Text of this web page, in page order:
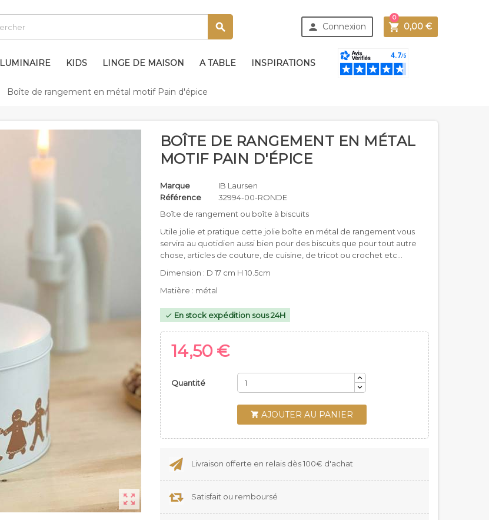
  Connexion  0,00 €
0
LUMINAIRE KIDS LINGE DE MAISON A TABLE INSPIRATIONS
Boîte de rangement en métal motif Pain d'épice

BOÎTE DE RANGEMENT EN MÉTAL
MOTIF PAIN D'ÉPICE
Marque
IB Laursen
Référence
32994-00-RONDE
Boîte de rangement ou boîte à biscuits
Utile jolie et pratique cette jolie boîte en métal de rangement vous
servira au quotidien aussi bien pour des biscuits que pour tout autre
chose, articles de couture, de cuisine, de tricot ou crochet etc...
Dimension : D 17 cm H 10.5cm
Matière : métal
 En stock expédition sous 24H
14,50 €
Quantité
 AJOUTER AU PANIER
Livraison offerte en relais dès 100€ d'achat
Satisfait ou remboursé